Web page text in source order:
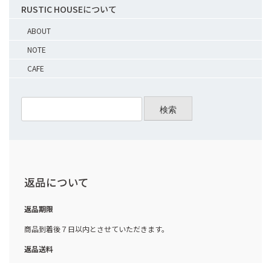
RUSTIC HOUSEについて
ABOUT
NOTE
CAFE
検索
返品について
返品期限
商品到着後７日以内とさせていただきます。
返品送料